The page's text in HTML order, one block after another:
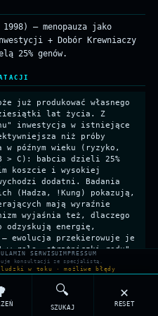
— menopauza jako
+ Dobór Krewniaczy
25% genów.
już produkować własnego
lat życia. Z
inwestycja w istniejące
niż próby
w późnym wieku (ryzyko,
> C): babcia dzieli 25%
koszcie i wysokiej
dodatni. Badania
(Hadza, !Kung) pokazują,
mają wyraźnie
wyjaśnia też, dlaczego
odzyskują energię,
— ewolucja przekierowuje je
w rolę „strażniczki rodu".
proporcji hormonów
popularna, słabiej
babci (Hawkes). Książka
do „my" (rozdział
🔍
SZUKAJ
✕
RESET
SERWISUIMPRESSUM
konsultacji ze specjalistą.
ludzki w toku · możliwe błędy